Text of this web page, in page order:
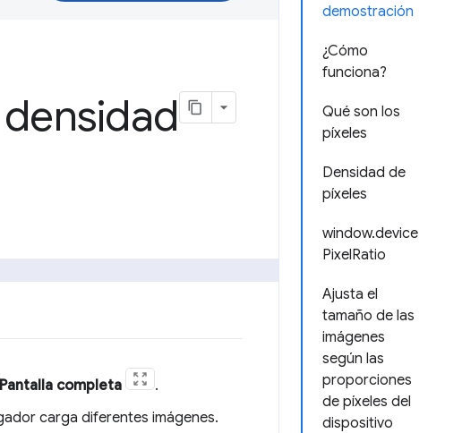
demostración
¿Cómo
funciona?
Qué son los
píxeles
Densidad de
píxeles
window.device
PixelRatio
Ajusta el
tamaño de las
imágenes
según las
proporciones
de píxeles del
dispositivo
Pantalla completa
.
carga diferentes imágenes.